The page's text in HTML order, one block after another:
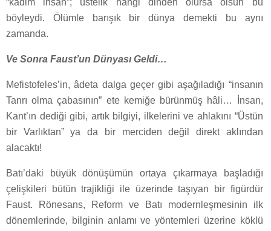
böyleydi. Ölümle barışık bir dünya demekti bu aynı
zamanda.
Ve Sonra Faust’un Dünyası Geldi…
Mefistofeles’in, âdeta dalga geçer gibi aşağıladığı “insanın
Tanrı olma çabasının” ete kemiğe bürünmüş hâli… İnsan,
Kant’ın dediği gibi, artık bilgiyi, ilkelerini ve ahlakını “Üstün
bir Varlıktan” ya da bir merciden değil direkt aklından
alacaktı!
Batı’daki büyük dönüşümün ortaya çıkarmaya başladığı
çelişkileri bütün trajikliği ile üzerinde taşıyan bir figürdür
Faust. Rönesans, Reform ve Batı modernleşmesinin ilk
dönemlerinde, bilginin anlamı ve yöntemleri üzerine köklü